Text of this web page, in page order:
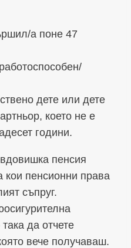
а поне 47
дете или дете
което не е
години.
пенсия
кои пенсионни права
съпруг.
да отчете
вече получаваш.